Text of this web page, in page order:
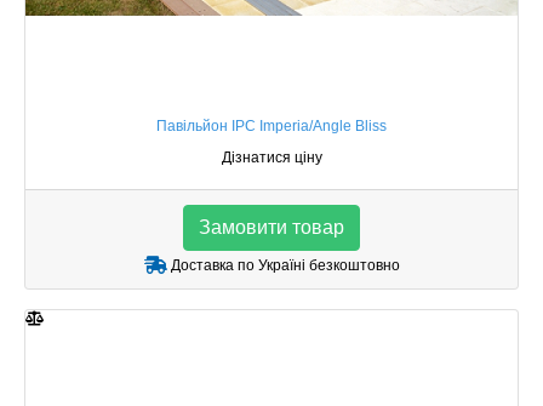
Павільйон IPC Imperia/Angle Bliss
Дізнатися ціну
Замовити товар
Доставка по Україні безкоштовно